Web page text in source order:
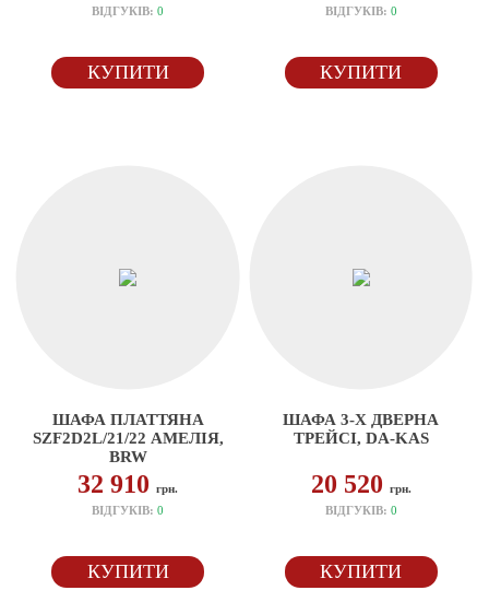
ВІДГУКІВ:0
КУПИТИ
ВІДГУКІВ: 0
КУПИТИ
ШАФА ПЛАТТЯНА
SZF2D2L/21/22 АМЕЛІЯ,
BRW
32 910грн.
ВІДГУКІВ:0
КУПИТИ
ШАФА 3-Х ДВЕРНА
ТРЕЙСІ, DA-KAS
20 520 грн.
ВІДГУКІВ: 0
КУПИТИ